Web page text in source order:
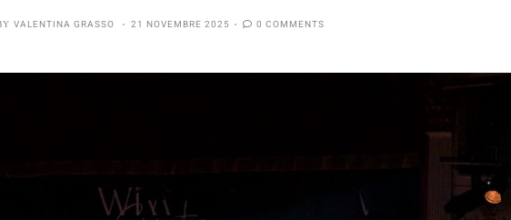
VALENTINA GRASSO 21 NOVEMBRE 2025 0 COMMENTS